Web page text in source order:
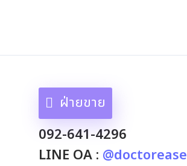
ฝ่ายขาย
092-641-4296
LINE OA : @doctorease